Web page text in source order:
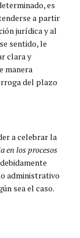
es
a partir
jurídica y al
sentido, le
clara y
manera
del plazo
a celebrar la
en los procesos
administrativo
sea el caso.